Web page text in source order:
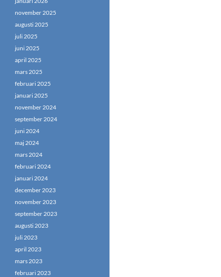
november 2025
augusti 2025
juli 2025
juni 2025
april 2025
mars 2025
februari 2025
januari 2025
november 2024
september 2024
juni 2024
maj 2024
mars 2024
februari 2024
januari 2024
december 2023
november 2023
september 2023
augusti 2023
juli 2023
april 2023
mars 2023
februari 2023